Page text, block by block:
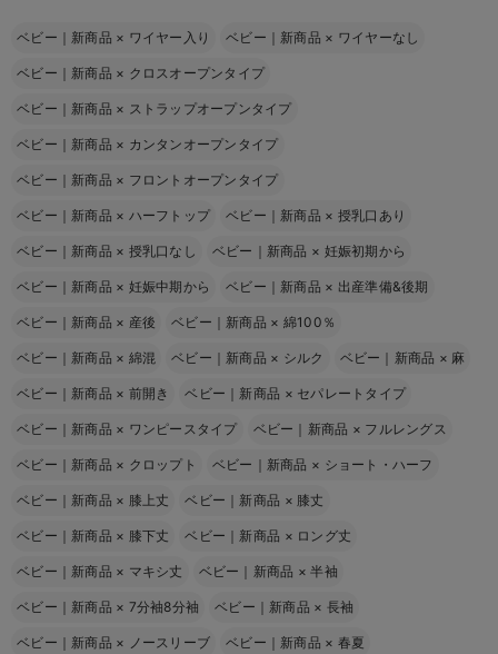
ベビー｜新商品 × ワイヤー入り ベビー｜新商品 × ワイヤーなし
ベビー｜新商品 × クロスオープンタイプ
ベビー｜新商品 × ストラップオープンタイプ
ベビー｜新商品 × カンタンオープンタイプ
ベビー｜新商品 × フロントオープンタイプ
ベビー｜新商品 × ハーフトップ ベビー｜新商品 × 授乳口あり
ベビー｜新商品 × 授乳口なし ベビー｜新商品 × 妊娠初期から
ベビー｜新商品 × 妊娠中期から ベビー｜新商品 × 出産準備&後期
ベビー｜新商品 × 産後 ベビー｜新商品 × 綿100％
ベビー｜新商品 × 綿混 ベビー｜新商品 × シルク ベビー｜新商品 × 麻
ベビー｜新商品 × 前開き ベビー｜新商品 × セパレートタイプ
ベビー｜新商品 × ワンピースタイプ ベビー｜新商品 × フルレングス
ベビー｜新商品 × クロップト ベビー｜新商品 × ショート・ハーフ
ベビー｜新商品 × 膝上丈 ベビー｜新商品 × 膝丈
ベビー｜新商品 × 膝下丈 ベビー｜新商品 × ロング丈
ベビー｜新商品 × マキシ丈 ベビー｜新商品 ×半袖
ベビー｜新商品 × 7分袖8分袖 ベビー｜新商品 × 長袖
ベビー｜新商品 × ノースリーブ ベビー｜新商品 × 春夏